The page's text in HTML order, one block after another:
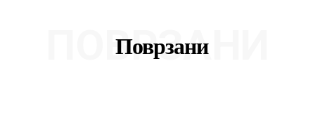
Поврзани
ПОВРЗАНИ